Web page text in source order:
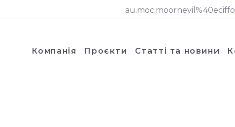
au.moc.moornevil%40eciffo
Компанія Проєкти Статті та новини